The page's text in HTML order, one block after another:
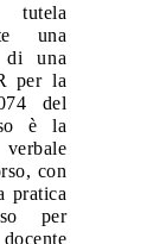
una
di una
per la
del
è la
con
pratica
per